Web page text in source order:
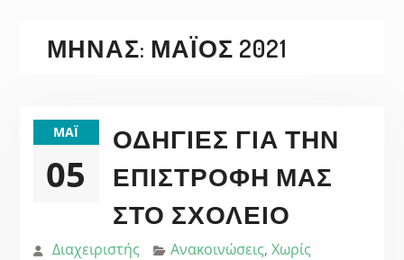
ΜΉΝΑΣ: ΜΆΙΟΣ 2021
ΜΆΙ
05
ΟΔΗΓΊΕΣ ΓΙΑ ΤΗΝ
ΕΠΙΣΤΡΟΦΉ ΜΑΣ
ΣΤΟ ΣΧΟΛΕΊΟ
Διαχειριστής Ανακοινώσεις, Χωρίς